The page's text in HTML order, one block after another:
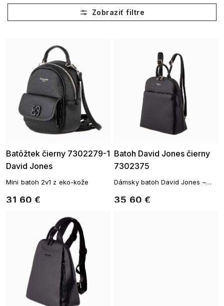
Najlacnejšie
Najdrahšie
Batôžtek čierny 7302279-1
David Jones
31,60 €
Mini batoh 2v1 z eko-kože
Batoh David Jones čierny
7302375
35,60 €
Dámsky batoh David Jones –
umelej kože